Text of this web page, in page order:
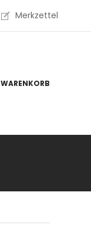
Merkzettel
WARENKORB